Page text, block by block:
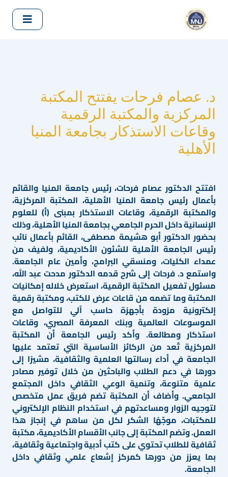
د. عصام فرحات يفتتح المكتبة
المركزية والمكتبة الرقمية
وقاعات الاستذكار بجامعة المنيا
الأهلية
افتتح الدكتور عصام فرحات، رئيس جامعة المنيا والقائم
بأعمال رئيس جامعة المنيا الأهلية، المكتبة المركزية،
والمكتبة الرقمية، وقاعات الاستذكار بمبنى (أ) للعلوم
الإنسانية داخل الحرم الجامعي بجامعة المنيا الأهلية، وذلك
بحضور الدكتور أبو هشيمة مصطفى، القائم بأعمال نائب
رئيس الجامعة الأهلية للشئون الأكاديمية، ولفيف من
عمداء الكليات، ومنسقي البرامج، وأمين عام الجامعة.
واستمع د. فرحات إلى شرح قدمه الدكتور مدحت عبد الله،
مسئول تفعيل المكتبة الرقمية، استعرض خلاله إمكانيات
المكتبة وما تضمه من قاعات عرض للكتب، ومكتبة رقمية
إلكترونية مزودة بأجهزة حاسب آلي للتواصل مع
الموسوعات العالمية وبنك المعرفة المصري، وقاعات
استذكار ومطالعة. وأكد رئيس الجامعة أن المكتبة
المركزية تُعد من الركائز الأساسية التي تعتمد عليها
الجامعة في أداء رسالتها العلمية والثقافية، مشيرًا إلى
دورها في دعم الطلاب والباحثين من خلال توفير مصادر
علمية متنوعة، وتنمية الوعي الثقافي داخل المجتمع
الجامعي. وأضاف أن المكتبة تضم فريق عمل متخصص
لتوجيه الزوار ومساعدتهم في استخدام النظام الإلكتروني
للمكتبات، موجّهًا الشكر لكل من ساهم في إنجاز هذا
العمل. وتضم المكتبة إلى جانب الأقسام الأكاديمية، مكتبة
ثقافية للطلاب تحتوي على كتب أدبية واجتماعية وثقافية،
بما يعزز من دورها كمركز إشعاع علمي وثقافي داخل
الجامعة.